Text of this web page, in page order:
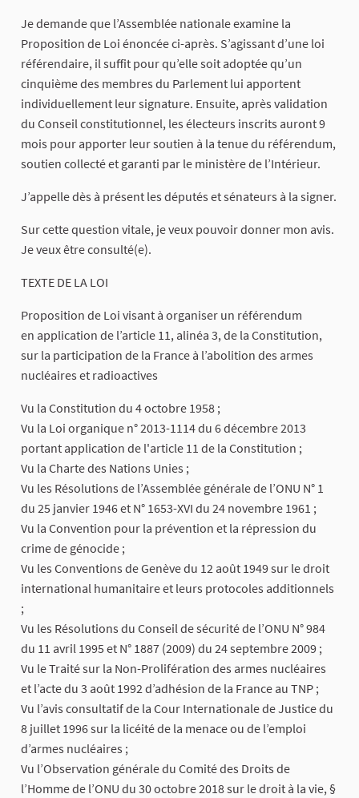
Je demande que l’Assemblée nationale examine la
Proposition de Loi énoncée ci-après. S’agissant d’une loi
référendaire, il suffit pour qu’elle soit adoptée qu’un
cinquième des membres du Parlement lui apportent
individuellement leur signature. Ensuite, après validation
du Conseil constitutionnel, les électeurs inscrits auront 9
mois pour apporter leur soutien à la tenue du référendum,
soutien collecté et garanti par le ministère de l’Intérieur.
J’appelle dès à présent les députés et sénateurs à la signer.
Sur cette question vitale, je veux pouvoir donner mon avis.
Je veux être consulté(e).
TEXTE DE LA LOI
Proposition de Loi visant à organiser un référendum
en application de l’article 11, alinéa 3, de la Constitution,
sur la participation de la France à l’abolition des armes
nucléaires et radioactives
Vu la Constitution du 4 octobre 1958 ;
Vu la Loi organique n° 2013-1114 du 6 décembre 2013
portant application de l'article 11 de la Constitution ;
Vu la Charte des Nations Unies ;
Vu les Résolutions de l’Assemblée générale de l’ONU N° 1
du 25 janvier 1946 et N° 1653-XVI du 24 novembre 1961 ;
Vu la Convention pour la prévention et la répression du
crime de génocide ;
Vu les Conventions de Genève du 12 août 1949 sur le droit
international humanitaire et leurs protocoles additionnels
;
Vu les Résolutions du Conseil de sécurité de l’ONU N° 984
du 11 avril 1995 et N° 1887 (2009) du 24 septembre 2009 ;
Vu le Traité sur la Non-Prolifération des armes nucléaires
et l’acte du 3 août 1992 d’adhésion de la France au TNP ;
Vu l’avis consultatif de la Cour Internationale de Justice du
8 juillet 1996 sur la licéité de la menace ou de l’emploi
d’armes nucléaires ;
Vu l’Observation générale du Comité des Droits de
l’Homme de l’ONU du 30 octobre 2018 sur le droit à la vie, §